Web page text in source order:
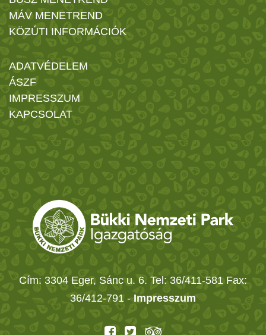
MÁV MENETREND
KÖZÚTI INFORMÁCIÓK
ADATVÉDELEM
ÁSZF
IMPRESSZUM
KAPCSOLAT
Cím: 3304 Eger, Sánc u. 6. Tel: 36/411-581 Fax:
36/412-791 - Impresszum